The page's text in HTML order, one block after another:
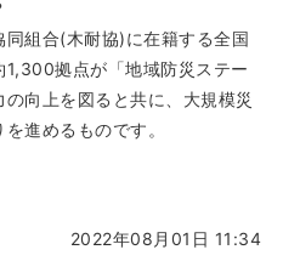
組合(木耐協)に在籍する全国
拠点が「地域防災ステー
向上を図ると共に、大規模災
進めるものです。
2022年08月01日 11:34